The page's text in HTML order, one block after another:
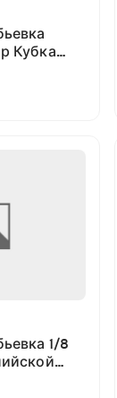
Кубка
1/8